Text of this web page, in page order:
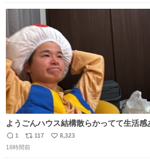
数
ようごんハウス結構散らかってて生活感
返
信
1
リ
ポ
117
い
8,323
18時間前